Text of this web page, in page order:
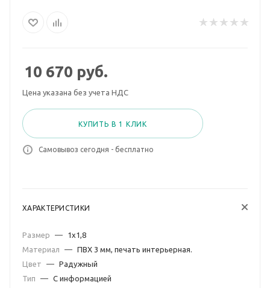
10 670 руб.
Цена указана без учета НДС
КУПИТЬ В 1 КЛИК
Самовывоз сегодня - бесплатно
ХАРАКТЕРИСТИКИ
Размер —
1х1,8
Материал
— ПВХ 3 мм, печать интерьерная.
Цвет
— Радужный
Тип
— С информацией